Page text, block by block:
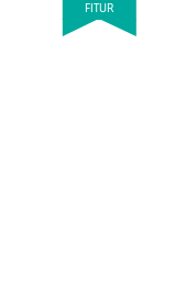
FITUR